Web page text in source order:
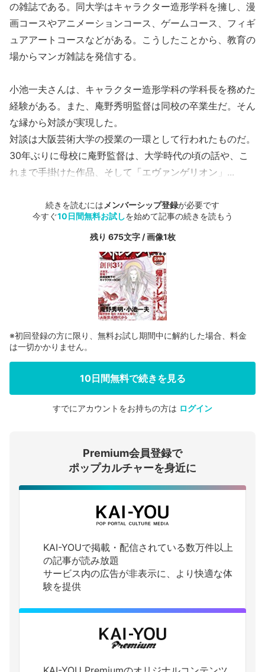
の雑誌である。同大学はキャラクター造形学科を擁し、漫
画コースやアニメーションコース、ゲームコース、フィギ
ュアアートコースなどがある。こうしたことから、教育の
場からマンガ雑誌を発信する。
小池一夫さんは、キャラクター造形学科の学科長を務めた
経験がある。また、庵野秀明監督は同校の卒業生だ。そん
な縁から対談が実現した。
対談は大阪芸術大学の授業の一環として行われたものだ。
30年ぶりに母校に庵野監督は、大学時代の頃の話や、こ
れまで手掛けた作品、そして「エヴァンゲリオン」...
続きを読むには メンバーシップ登録が必要です
今すぐ10日間無料お試しを始めて記事の続きを読もう
残り 675文字 / 画像1枚
会員登録する
ログインする
※初回登録の方に限り、無料お試し期間中に解約した場合、料金
は一切かかりません。
10日間無料で続きを見る
すでにアカウントをお持ちの方は ログイン
Premium会員登録で
ポップカルチャーを身近に
KAI-YOUで掲載・配信されている数万件以上
の記事が読み放題
サービス内の広告が非表示に、より快適な体
験を提供